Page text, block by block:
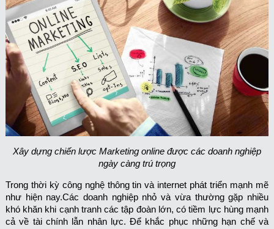
Xây dựng chiến lược Marketing online được các doanh nghiệp
ngày càng trú trọng
Trong thời kỳ công nghệ thông tin và internet phát triển mạnh mẽ
như hiện nay.Các doanh nghiệp nhỏ và vừa thường gặp nhiều
khó khăn khi cạnh tranh các tập đoàn lớn, có tiềm lực hùng mạnh
cả về tài chính lẫn nhân lực. Để khắc phục những hạn chế và